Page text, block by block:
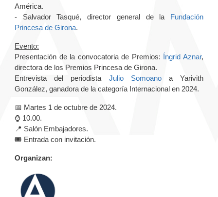
América.
- Salvador Tasqué, director general de la Fundación
Princesa de Girona.
Evento:
Presentación de la convocatoria de Premios: Íngrid Aznar,
directora de los Premios Princesa de Girona.
Entrevista del periodista Julio Somoanoa Yarivith
González, ganadora de la categoría Internacional en 2024.
📅 Martes 1 de octubre de 2024.
⌚️ 10.00.
📍 Salón Embajadores.
🎟️ Entrada con invitación.
Organizan: